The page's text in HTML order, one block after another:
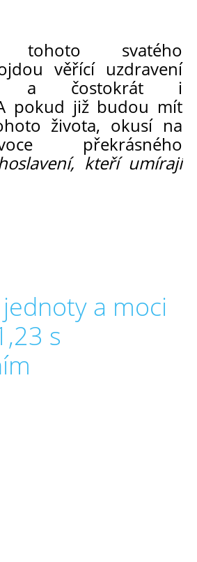
tohoto svatého
věřící uzdravení
a čostokrát i
pokud již budou mít
života, okusí na
překrásného
kteří umírají
a moci
s